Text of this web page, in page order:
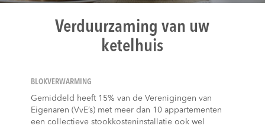
Verduurzaming van uw
ketelhuis
BLOKVERWARMING
Gemiddeld heeft 15% van de Verenigingen van
Eigenaren (VvE’s) met meer dan 10 appartementen
een collectieve stookkosteninstallatie ook wel